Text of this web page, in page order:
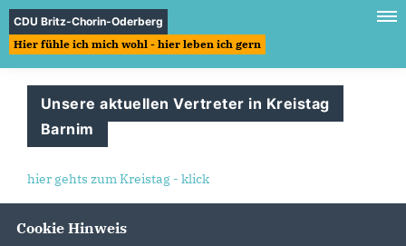
CDU Britz-Chorin-Oderberg
Hier fühle ich mich wohl - hier leben ich gern
Unsere aktuellen Vertreter in Kreistag
Barnim
hier gehts zum Kreistag - klick
Cookie Hinweis